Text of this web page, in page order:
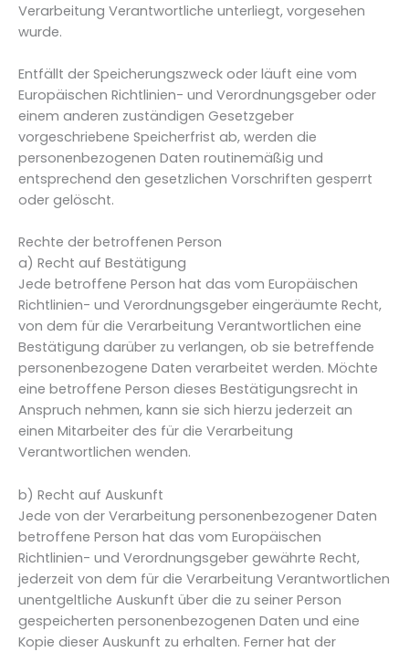
Verarbeitung Verantwortliche unterliegt, vorgesehen
wurde.
Entfällt der Speicherungszweck oder läuft eine vom
Europäischen Richtlinien- und Verordnungsgeber oder
einem anderen zuständigen Gesetzgeber
vorgeschriebene Speicherfrist ab, werden die
personenbezogenen Daten routinemäßig und
entsprechend den gesetzlichen Vorschriften gesperrt
oder gelöscht.
Rechte der betroffenen Person
a) Recht auf Bestätigung
Jede betroffene Person hat das vom Europäischen
Richtlinien- und Verordnungsgeber eingeräumte Recht,
von dem für die Verarbeitung Verantwortlichen eine
Bestätigung darüber zu verlangen, ob sie betreffende
personenbezogene Daten verarbeitet werden. Möchte
eine betroffene Person dieses Bestätigungsrecht in
Anspruch nehmen, kann sie sich hierzu jederzeit an
einen Mitarbeiter des für die Verarbeitung
Verantwortlichen wenden.
b) Recht auf Auskunft
Jede von der Verarbeitung personenbezogener Daten
betroffene Person hat das vom Europäischen
Richtlinien- und Verordnungsgeber gewährte Recht,
jederzeit von dem für die Verarbeitung Verantwortlichen
unentgeltliche Auskunft über die zu seiner Person
gespeicherten personenbezogenen Daten und eine
Kopie dieser Auskunft zu erhalten. Ferner hat der